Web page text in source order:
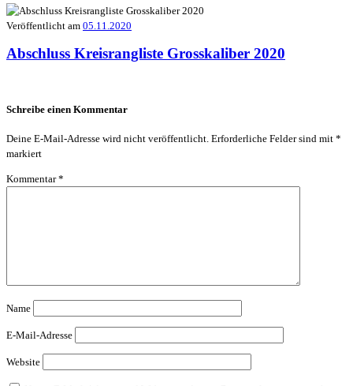
Veröffentlicht am 05.11.2020
Abschluss Kreisrangliste Grosskaliber 2020
Schreibe einen Kommentar
Deine E-Mail-Adresse wird nicht veröffentlicht. Erforderliche Felder sind mit *
markiert
Kommentar*
Name
E-Mail-Adresse
Website